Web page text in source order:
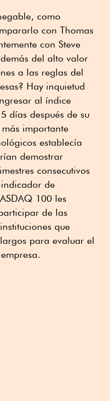
como
con Thomas
con Steve
del alto valor
a las reglas del
Hay inquietud
al índice
días después de su
importante
establecía
demostrar
consecutivos
de
100 les
de las
que
para evaluar el